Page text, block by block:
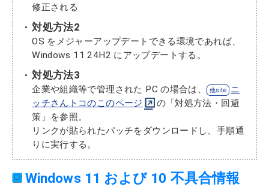
修正される
対処方法2
OS をメジャーアップデートできる環境であれば、
Windows 11 24H2 にアップデートする。
対処方法3
企業や組織等で管理された PC の場合は、
ニ
ッチさんトコのこのページ
の「対処方法・回避
策」を参照。
リンクが貼られたパッチをダウンロードし、手順通
りに実行する。
Windows 11 および 10 不具合情報